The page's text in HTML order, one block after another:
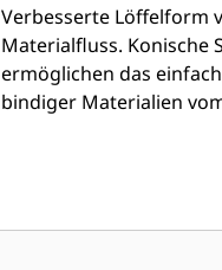
Verbesserte Löffelform
Materialfluss. Konische
ermöglichen das
bindiger Materialien